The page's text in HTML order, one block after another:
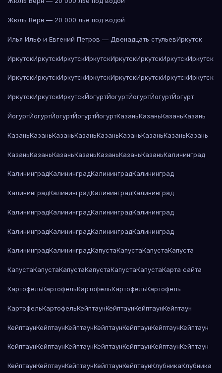
Жюль Верн — 20 000 лье под водой
Илья Ильф и Евгений Петров — Двенадцать стульевИркутск
ИркутскИркутскИркутскИркутскИркутскИркутскИркутскИркутск
ИркутскИркутскИркутскИркутскИркутскИркутскИркутскИркутск
ИркутскИркутскИркутскЙогуртЙогуртЙогуртЙогуртЙогурт
ЙогуртЙогуртЙогуртЙогуртЙогуртКазаньКазаньКазаньКазань
КазаньКазаньКазаньКазаньКазаньКазаньКазаньКазаньКазань
КазаньКазаньКазаньКазаньКазаньКазаньКазаньКалининград
КалининградКалининградКалининградКалининград
КалининградКалининградКалининградКалининград
КалининградКалининградКалининградКалининград
КалининградКалининградКалининградКалининград
КалининградКалининградКапустаКапустаКапустаКапуста
КапустаКапустаКапустаКапустаКапустаКапустаКарта сайта
КартофельКартофельКартофельКартофельКартофель
КартофельКартофельКейптаунКейптаунКейптаунКейптаун
КейптаунКейптаунКейптаунКейптаунКейптаунКейптаунКейптаун
КейптаунКейптаунКейптаунКейптаунКейптаунКейптаунКейптаун
КейптаунКейптаунКейптаунКейптаунКейптаунКлубникаКлубника